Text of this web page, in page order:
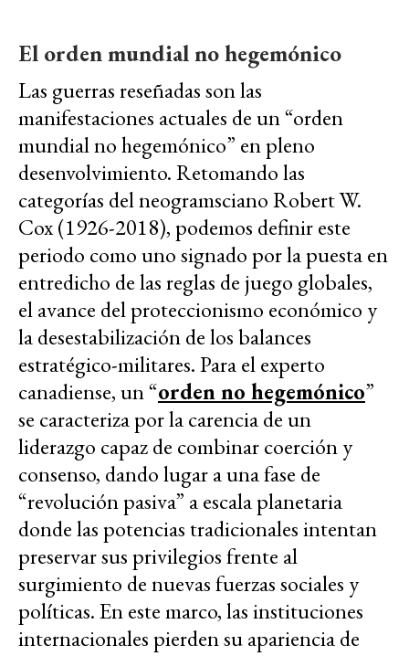
El orden mundial no hegemónico
Las guerras reseñadas son las
manifestaciones actuales de un “orden
mundial no hegemónico” en pleno
desenvolvimiento. Retomando las
categorías del neogramsciano Robert W.
Cox (1926-2018), podemos definir este
periodo como uno signado por la puesta en
entredicho de las reglas de juego globales,
el avance del proteccionismo económico y
la desestabilización de los balances
estratégico-militares. Para el experto
canadiense, un “orden no hegemónico”
se caracteriza por la carencia de un
liderazgo capaz de combinar coerción y
consenso, dando lugar a una fase de
“revolución pasiva” a escala planetaria
donde las potencias tradicionales intentan
preservar sus privilegios frente al
surgimiento de nuevas fuerzas sociales y
políticas. En este marco, las instituciones
internacionales pierden su apariencia de